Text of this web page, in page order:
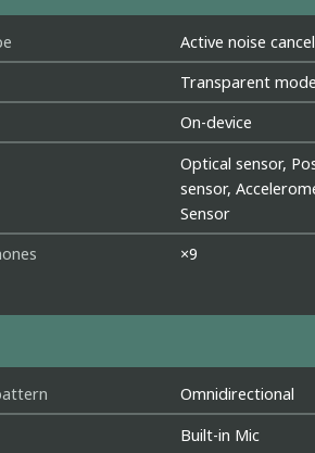
Active noise
Transparent
On-device
Optical sensor,
sensor,
Sensor
×9
Omnidirectional
Built-in Mic